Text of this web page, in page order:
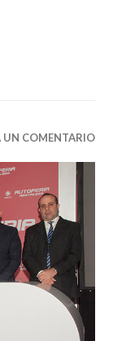
UN COMENTARIO